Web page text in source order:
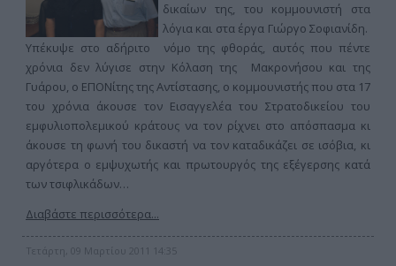
δικαίων της, του κομμουνιστή στα
λόγια και στα έργα Γιώργο Σοφιανίδη.
Υπέκυψε στο αδήριτο νόμο της φθοράς, αυτός που πέντε
χρόνια δεν λύγισε στην Κόλαση της Μακρονήσου και της
Γυάρου, ο ΕΠΟΝίτης της Αντίστασης, ο κομμουνιστής που στα 17
του χρόνια άκουσε τον Εισαγγελέα του Στρατοδικείου του
εμφυλιοπολεμικού κράτους να τον ρίχνει στο απόσπασμα κι
άκουσε τη φωνή του δικαστή να τον καταδικάζει σε ισόβια, κι
αργότερα ο εμψυχωτής και πρωτουργός της εξέγερσης κατά
των τσιφλικάδων…
Διαβάστε περισσότερα...
Τετάρτη, 09 Μαρτίου 2011 14:35